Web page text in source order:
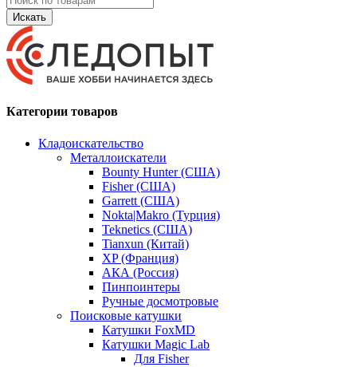
Искать
Категории товаров
Кладоискательство
Металлоискатели
Bounty Hunter (США)
Fisher (США)
Garrett (США)
Nokta|Makro (Турция)
Teknetics (США)
Tianxun (Китай)
XP (Франция)
АКА (Россия)
Пинпоинтеры
Ручные досмотровые
Поисковые катушки
Катушки FoxMD
Катушки Magic Lab
Для Fisher